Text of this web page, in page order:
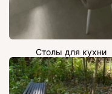
Столы для кухни